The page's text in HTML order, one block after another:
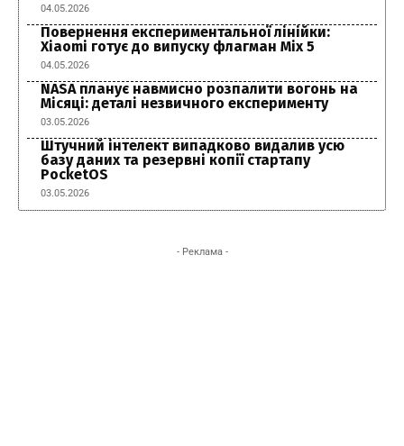
04.05.2026
Повернення експериментальної лінійки:
Xiaomi готує до випуску флагман Mix 5
04.05.2026
NASA планує навмисно розпалити вогонь на
Місяці: деталі незвичного експерименту
03.05.2026
Штучний інтелект випадково видалив усю
базу даних та резервні копії стартапу
PocketOS
03.05.2026
- Реклама -